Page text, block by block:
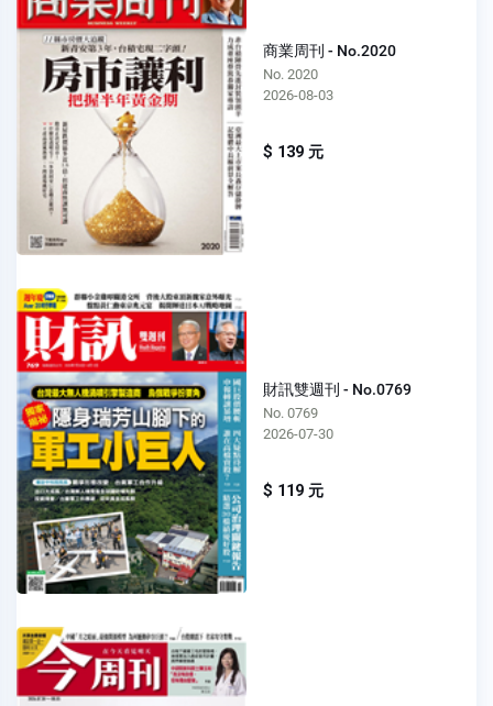
商業周刊 - No.2020
No. 2020
2026-08-03
$ 139 元
財訊雙週刊 - No.0769
No. 0769
2026-07-30
$ 119 元